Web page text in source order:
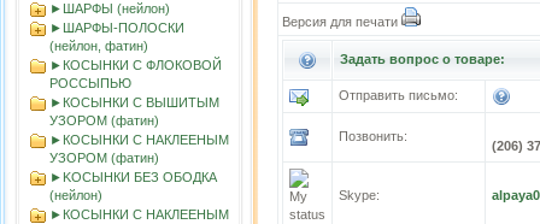
►ШАРФЫ (нейлон)
►ШАРФЫ-ПОЛОСКИ
(нейлон, фатин)
►КОСЫНКИ С ФЛОКОВОЙ
РОССЫПЬЮ
►КОСЫНКИ С ВЫШИТЫМ
УЗОРОМ (фатин)
►КОСЫНКИ С НАКЛЕЕНЫМ
УЗОРОМ (фатин)
►KOСЫНКИ БЕЗ ОБОДКА
(нейлон)
►КОСЫНКИ С НАКЛЕЕНЫМ
Версия для печати
Задать вопрос о товаре:
Отправить письмо:
Позвонить:
(206)
Skype: